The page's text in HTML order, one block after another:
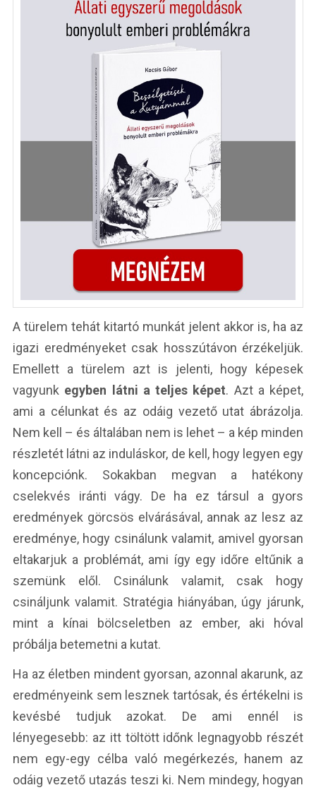
A türelem tehát kitartó munkát jelent akkor is, ha az
igazi eredményeket csak hosszútávon érzékeljük.
Emellett a türelem azt is jelenti, hogy képesek
vagyunk egyben látni a teljes képet. Azt a képet,
ami a célunkat és az odáig vezető utat ábrázolja.
Nem kell – és általában nem is lehet – a kép minden
részletét látni az induláskor, de kell, hogy legyen egy
koncepciónk. Sokakban megvan a hatékony
cselekvés iránti vágy. De ha ez társul a gyors
eredmények görcsös elvárásával, annak az lesz az
eredménye, hogy csinálunk valamit, amivel gyorsan
eltakarjuk a problémát, ami így egy időre eltűnik a
szemünk elől. Csinálunk valamit, csak hogy
csináljunk valamit. Stratégia hiányában, úgy járunk,
mint a kínai bölcseletben az ember, aki hóval
próbálja betemetni a kutat.
Ha az életben mindent gyorsan, azonnal akarunk, az
eredményeink sem lesznek tartósak, és értékelni is
kevésbé tudjuk azokat. De ami ennél is
lényegesebb: az itt töltött időnk legnagyobb részét
nem egy-egy célba való megérkezés, hanem az
odáig vezető utazás teszi ki. Nem mindegy, hogyan